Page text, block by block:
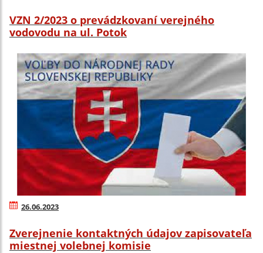
VZN 2/2023 o prevádzkovaní verejného
vodovodu na ul. Potok
26.06.2023
Zverejnenie kontaktných údajov zapisovateľa
miestnej volebnej komisie